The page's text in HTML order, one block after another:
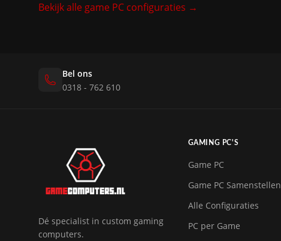
Bekijk alle game PC configuraties →
Bel ons
0318 - 762 610
Dé specialist in custom gaming
computers.
GAMING PC'S
Game PC
Game PC Samenstellen
Alle Configuraties
PC per Game